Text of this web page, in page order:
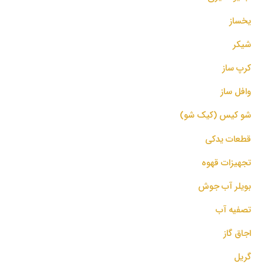
یخساز
شیکر
کرپ ساز
وافل ساز
شو کیس (کیک شو)
قطعات یدکی
تجهیزات قهوه
بویلر آب جوش
تصفیه آب
اجاق گاز
گریل